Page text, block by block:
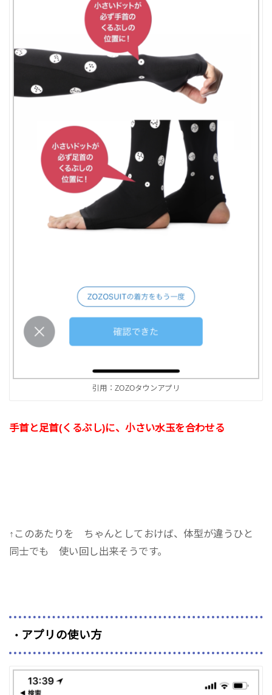
引用：ZOZOタウンアプリ
手首と足首(くるぶし)に、小さい水玉を合わせる
↑このあたりを ちゃんとしておけば、体型が違うひと
同士でも 使い回し出来そうです。
・ アプリの使い方